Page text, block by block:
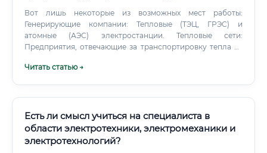
Вот лишь некоторые из возможных мест работы:
Генерирующие компании: Тепловые (ТЭЦ, ГРЭС) и
атомные (АЭС) электростанции. Тепловые сети:
Предприятия, отвечающие за транспортировку тепла от
Промышленные предприятия: Практически любой завод
Читать статью →
Есть ли смысл учиться на специалиста в
области электротехники, электромеханики и
электротехнологий?